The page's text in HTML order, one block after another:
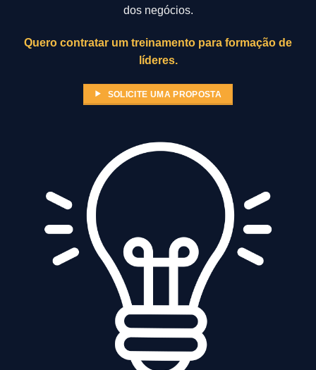
dos negócios.
Quero contratar um treinamento para formação de
líderes.
SOLICITE UMA PROPOSTA